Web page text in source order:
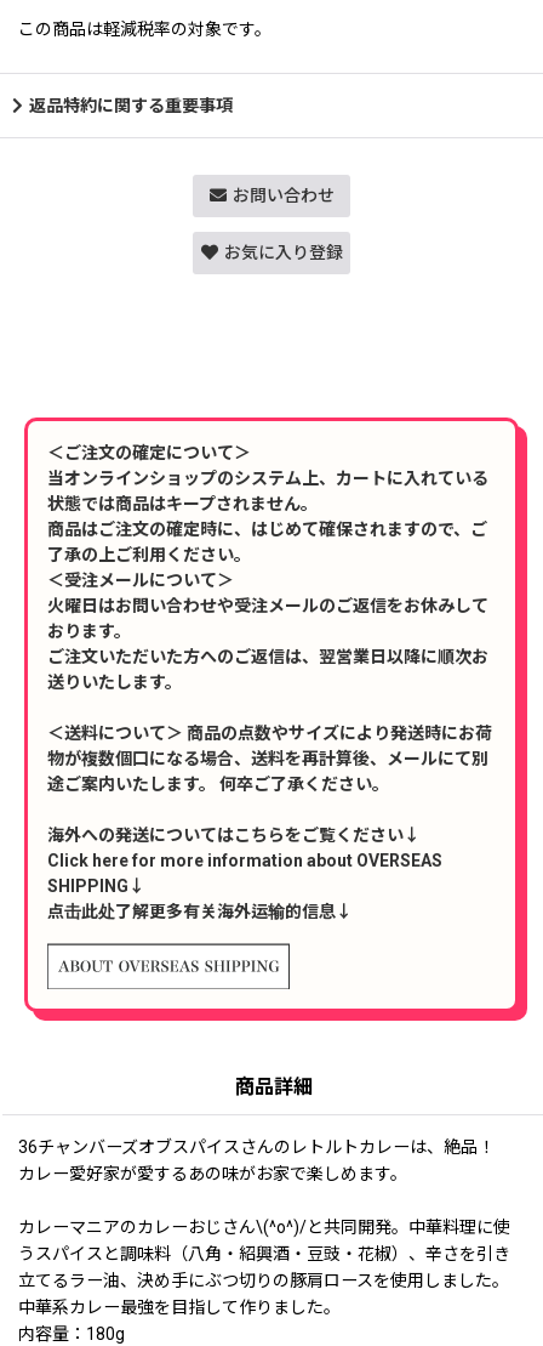
この商品は軽減税率の対象です。
返品特約に関する重要事項
お問い合わせ
お気に入り登録
＜ご注文の確定について＞
当オンラインショップのシステム上、カートに入れている
状態では商品はキープされません。
商品はご注文の確定時に、はじめて確保されますので、ご
了承の上ご利用ください。
＜受注メールについて＞
火曜日はお問い合わせや受注メールのご返信をお休みして
おります。
ご注文いただいた方へのご返信は、翌営業日以降に順次お
送りいたします。
＜送料について＞ 商品の点数やサイズにより発送時にお荷
物が複数個口になる場合、送料を再計算後、メールにて別
途ご案内いたします。 何卒ご了承ください。
海外への発送についてはこちらをご覧ください↓
Click here for more information about OVERSEAS
SHIPPING↓
点击此处了解更多有关海外运输的信息↓
商品詳細
36チャンバーズオブスパイスさんのレトルトカレーは、絶品！
カレー愛好家が愛するあの味がお家で楽しめます。
カレーマニアのカレーおじさん\(^o^)/と共同開発。中華料理に使
うスパイスと調味料（八角・紹興酒・豆豉・花椒）、辛さを引き
立てるラー油、決め手にぶつ切りの豚肩ロースを使用しました。
中華系カレー最強を目指して作りました。
内容量：180g